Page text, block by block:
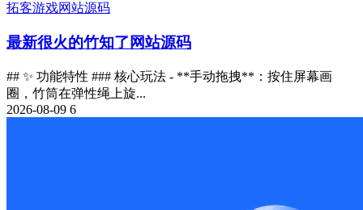
拓客游戏网站源码
最新很火的竹知了网站源码
## ✨ 功能特性 ### 核心玩法 - **手动拖拽**：按住屏幕画
圈，竹筒在弹性绳上旋...
2026-08-09 6